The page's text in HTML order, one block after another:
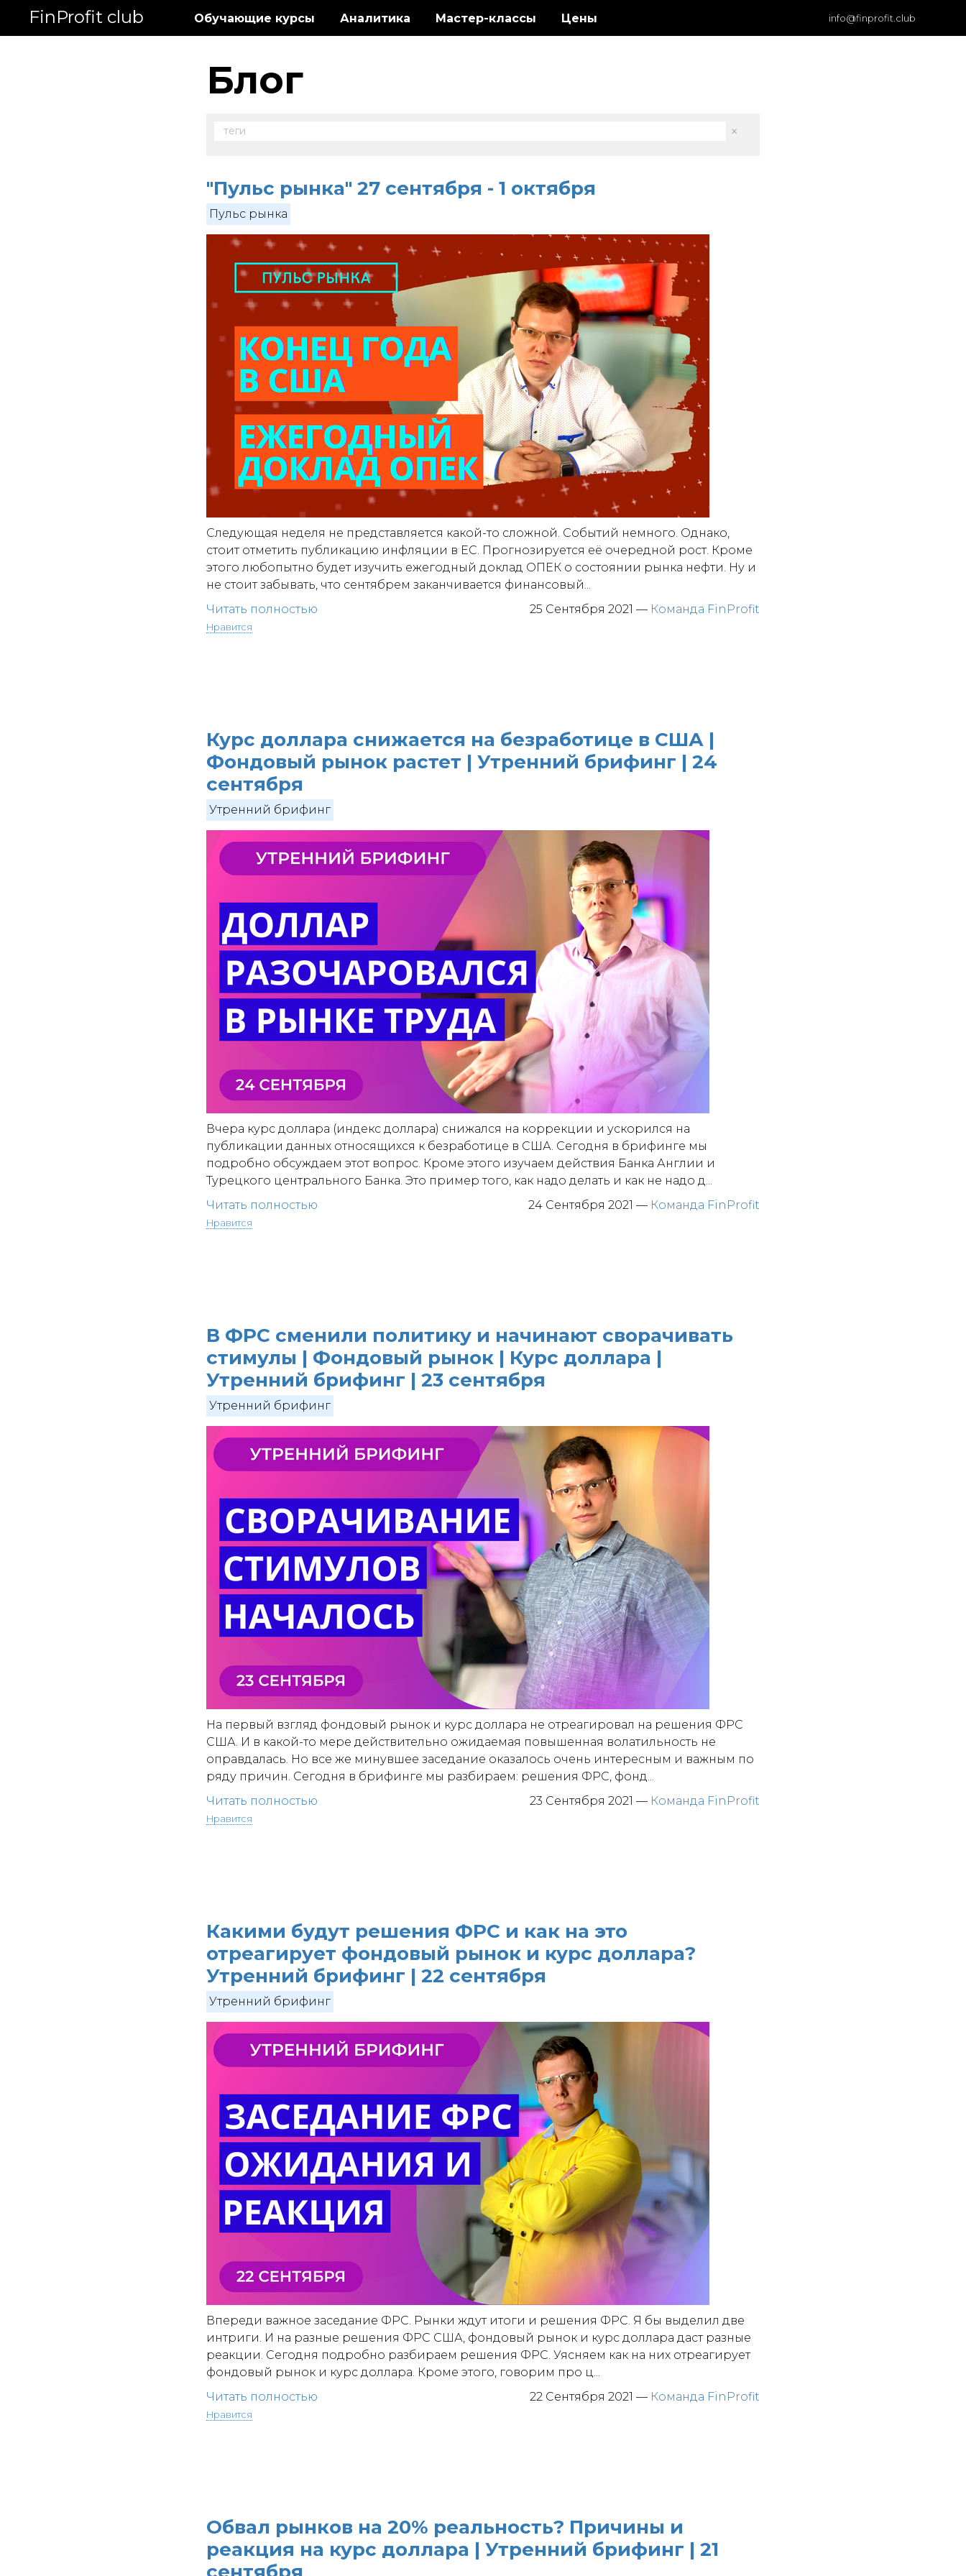
FinProfit club Обучающие курсы Аналитика Мастер-классы Цены info@finprofit.club
Блог
×
теги
"Пульс рынка" 27 сентября - 1 октября
Пульс рынка
Следующая неделя не представляется какой-то сложной. Событий немного. Однако,
стоит отметить публикацию инфляции в ЕС. Прогнозируется её очередной рост. Кроме
этого любопытно будет изучить ежегодный доклад ОПЕК о состоянии рынка нефти. Ну и
не стоит забывать, что сентябрем заканчивается финансовый...
Читать полностью
25 Сентября 2021 — Команда FinProfit
Нравится
Курс доллара снижается на безработице в США |
Фондовый рынок растет | Утренний брифинг | 24
сентября
Утренний брифинг
Вчера курс доллара (индекс доллара) снижался на коррекции и ускорился на
публикации данных относящихся к безработице в США. Сегодня в брифинге мы
подробно обсуждаем этот вопрос. Кроме этого изучаем действия Банка Англии и
Турецкого центрального Банка. Это пример того, как надо делать и как не надо д...
Читать полностью
24 Сентября 2021 — Команда FinProfit
Нравится
В ФРС сменили политику и начинают сворачивать
стимулы | Фондовый рынок | Курс доллара |
Утренний брифинг | 23 сентября
Утренний брифинг
На первый взгляд фондовый рынок и курс доллара не отреагировал на решения ФРС
США. И в какой-то мере действительно ожидаемая повышенная волатильность не
оправдалась. Но все же минувшее заседание оказалось очень интересным и важным по
ряду причин. Сегодня в брифинге мы разбираем: решения ФРС, фонд...
Читать полностью
23 Сентября 2021 — Команда FinProfit
Нравится
Какими будут решения ФРС и как на это
отреагирует фондовый рынок и курс доллара?
Утренний брифинг | 22 сентября
Утренний брифинг
Впереди важное заседание ФРС. Рынки ждут итоги и решения ФРС. Я бы выделил две
интриги. И на разные решения ФРС США, фондовый рынок и курс доллара даст разные
реакции. Сегодня подробно разбираем решения ФРС. Уясняем как на них отреагирует
фондовый рынок и курс доллара. Кроме этого, говорим про ц...
Читать полностью
22 Сентября 2021 — Команда FinProfit
Нравится
Обвал рынков на 20% реальность? Причины и
реакция на курс доллара | Утренний брифинг | 21